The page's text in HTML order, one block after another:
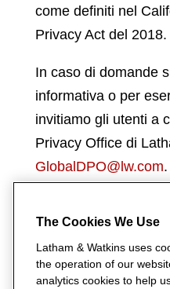
come definiti nel
Privacy Act del 2018.
In caso di domande
informativa o per
invitiamo gli utenti a
Privacy Office di
GlobalDPO@lw.com
numero gratuito +1
che agisca per loro
The Cookies We Use
Latham & Watkins uses
the operation of our
analytics cookies to help